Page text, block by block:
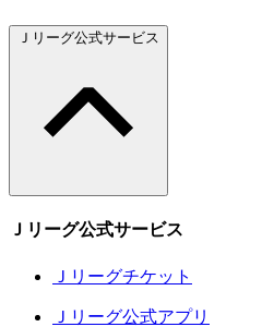
Ｊリーグ公式サービス
Ｊリーグ公式サービス
Ｊリーグチケット
Ｊリーグ公式アプリ